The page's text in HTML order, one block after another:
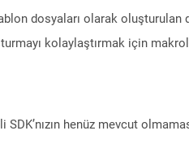
dosyaları olarak oluşturulan
kolaylaştırmak için
henüz mevcut